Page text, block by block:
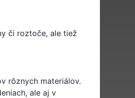
či roztoče, ale tiež
rôznych materiálov.
ale aj v